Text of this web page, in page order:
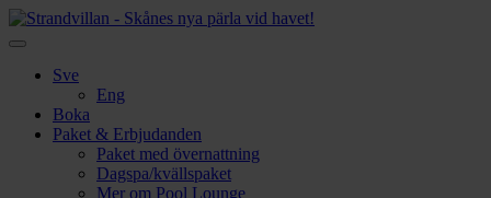
Sve
Eng
Boka
Paket & Erbjudanden
Paket med övernattning
Dagspa/kvällspaket
Mer om Pool Lounge